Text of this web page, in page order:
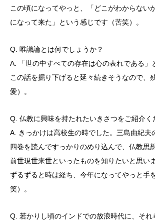
この頃になってやっと、「どこがわからない
になって来た」という感じです（苦笑）。
Q. 唯識論とは何でしょうか？
A. 「世の中すべての存在は心の表れである」
この話を掘り下げると延々続きそうなので、
愛）。
Q. 仏教に興味を持たれたいきさつをご紹介く
A. きっかけは高校生の時でした。三島由紀夫
四巻を読んですっかりのめり込んで、仏教思
前世現世来世といったものを知りたいと思い
ずるずると時は経ち、今年になってやっと手
笑）。
Q. 若かりし頃のインドでの放浪時代に、それ